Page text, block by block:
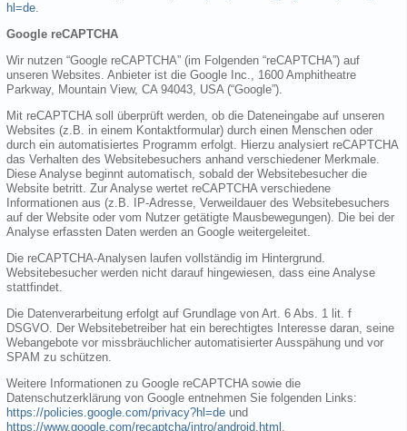
hl=de
Google reCAPTCHA
Wir nutzen “Google reCAPTCHA” (im Folgenden “reCAPTCHA”) auf
unseren Websites. Anbieter ist die Google Inc., 1600 Amphitheatre
Parkway, Mountain View, CA 94043, USA (“Google”).
Mit reCAPTCHA soll überprüft werden, ob die Dateneingabe auf unseren
Websites (z.B. in einem Kontaktformular) durch einen Menschen oder
durch ein automatisiertes Programm erfolgt. Hierzu analysiert reCAPTCHA
das Verhalten des Websitebesuchers anhand verschiedener Merkmale.
Diese Analyse beginnt automatisch, sobald der Websitebesucher die
Website betritt. Zur Analyse wertet reCAPTCHA verschiedene
Informationen aus (z.B. IP-Adresse, Verweildauer des Websitebesuchers
auf der Website oder vom Nutzer getätigte Mausbewegungen). Die bei der
Analyse erfassten Daten werden an Google weitergeleitet.
Die reCAPTCHA-Analysen laufen vollständig im Hintergrund.
Websitebesucher werden nicht darauf hingewiesen, dass eine Analyse
stattfindet.
Die Datenverarbeitung erfolgt auf Grundlage von Art. 6 Abs. 1 lit. f
DSGVO. Der Websitebetreiber hat ein berechtigtes Interesse daran, seine
Webangebote vor missbräuchlicher automatisierter Ausspähung und vor
SPAM zu schützen.
Weitere Informationen zu Google reCAPTCHA sowie die
Datenschutzerklärung von Google entnehmen Sie folgenden Links:
https://policies.google.com/privacy?hl=de und
https://www.google.com/recaptcha/intro/android.html